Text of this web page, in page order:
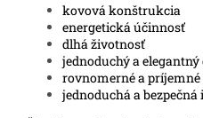
kovová konštrukcia
energetická účinnosť
dlhá životnosť
jednoduchý a
rovnomerné a príjemné
jednoduchá a